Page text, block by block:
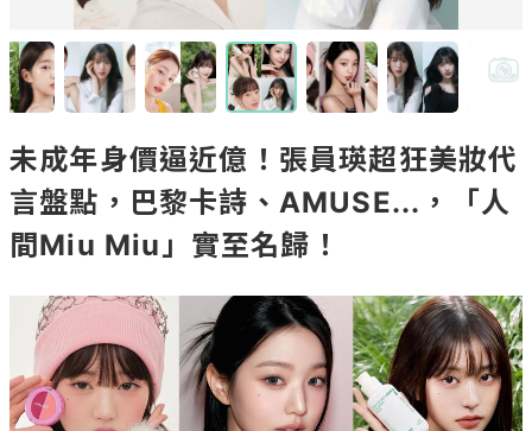
未成年身價逼近億！張員瑛超狂美妝代
言盤點，巴黎卡詩、AMUSE...，「人
間Miu Miu」實至名歸！